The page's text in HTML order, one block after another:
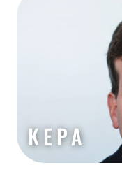
KEPA